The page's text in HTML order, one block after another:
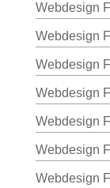
Webdesign
Webdesign
Webdesign
Webdesign
Webdesign
Webdesign
Webdesign